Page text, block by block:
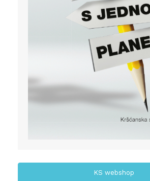
KS webshop